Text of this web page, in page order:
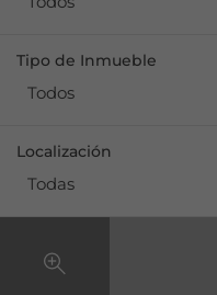
Tipo de Inmueble
Todos
Localización
Todas